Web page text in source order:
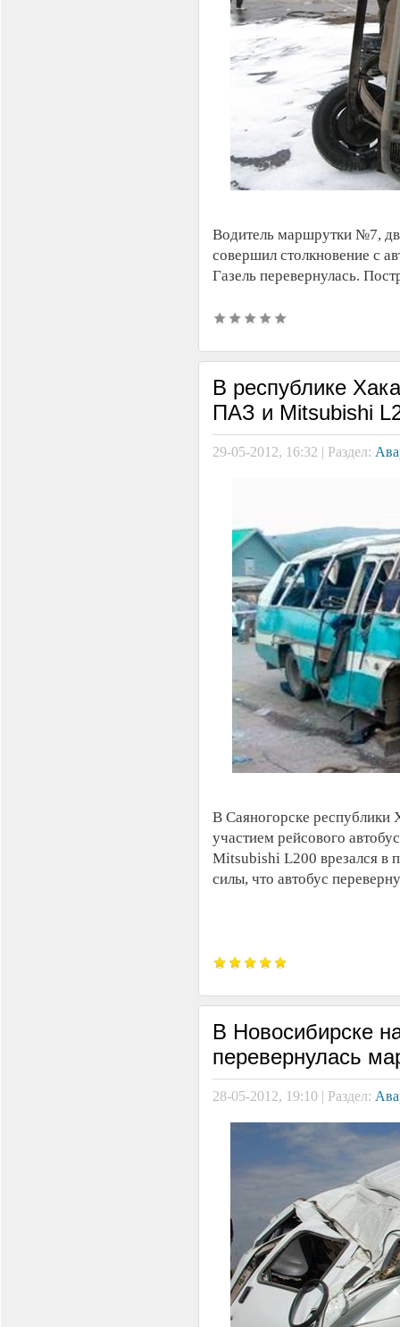
Водитель маршрутки №7,
совершил столкновение с
Газель перевернулась.
В республике
ПАЗ и Mitsubishi
29-05-2012, 16:32 | Раздел:
В Саяногорске республики
участием рейсового
Mitsubishi L200 врезался в
силы, что автобус
В Новосибирске
перевернулась
28-05-2012, 19:10 | Раздел: